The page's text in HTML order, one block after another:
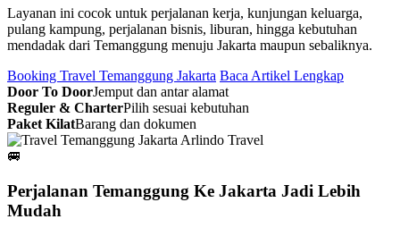
Layanan ini cocok untuk perjalanan kerja, kunjungan keluarga,
pulang kampung, perjalanan bisnis, liburan, hingga kebutuhan
mendadak dari Temanggung menuju Jakarta maupun sebaliknya.
Booking Travel Temanggung Jakarta Baca Artikel Lengkap
Door To DoorJemput dan antar alamat
Reguler & CharterPilih sesuai kebutuhan
Paket KilatBarang dan dokumen
🚐
Perjalanan Temanggung Ke Jakarta Jadi Lebih
Mudah